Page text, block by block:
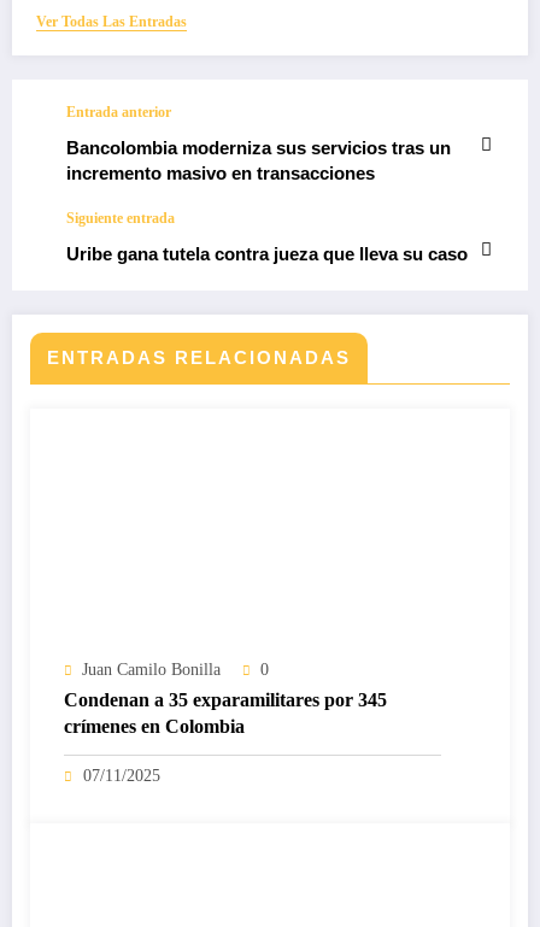
Ver Todas Las Entradas
Entrada anterior
Bancolombia moderniza sus servicios tras un
incremento masivo en transacciones
Siguiente entrada
Uribe gana tutela contra jueza que lleva su caso
ENTRADAS RELACIONADAS
Juan Camilo Bonilla 0
Condenan a 35 exparamilitares por 345
crímenes en Colombia
07/11/2025